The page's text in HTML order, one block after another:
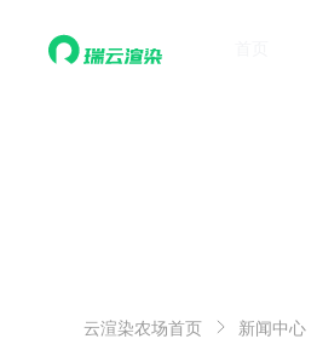
云渲染农场首页 新闻中心